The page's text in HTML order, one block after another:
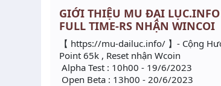
GIỚI THIỆU MU ĐẠI LỤC.INFO
FULL TIME-RS NHẬN WINCOI
【 https://mu-dailuc.info/ 】- Cộng
Point 65k , Reset nhận Wcoin
Alpha Test : 10h00 - 19/6/2023
Open Beta : 13h00 - 20/6/2023